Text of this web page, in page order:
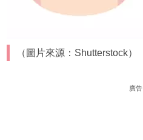
（圖片來源：Shutterstock）
廣告